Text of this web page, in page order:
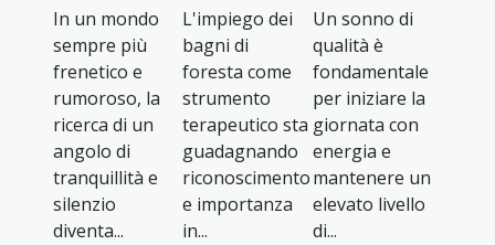
In un mondo
sempre più
frenetico e
rumoroso, la
ricerca di un
angolo di
tranquillità e
silenzio
diventa...
L'impiego dei
bagni di
foresta come
strumento
terapeutico sta
guadagnando
riconoscimento
e importanza
in...
Un sonno di
qualità è
fondamentale
per iniziare la
giornata con
energia e
mantenere un
elevato livello
di...